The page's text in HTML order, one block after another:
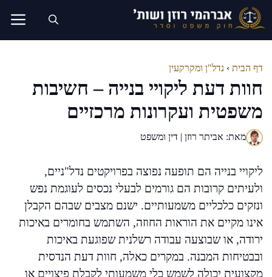
לדלג
לתוכן
דף הבית › נדל"ן ומקרקעין
חוות דעת ליקויי בנייה – חשיבות
משפטית ועקרונות מרכזיים
מאת: אביתר רוזן | דין ומשפט
ליקויי בנייה הם תופעה נפוצה בפרויקטים נדל"ניים,
ולעיתים קרובות הם גורמים לבעלי נכסים לעוגמת נפש
ונזקים כלכליים משמעותיים. ישנם מצבים שבהם הקבלן
אינו מקיים את הוראות החוזה, השתמש בחומרים באיכות
ירודה, או שבוצעה עבודה רשלנית שפוגעת באיכות
ובבטיחות המבנה. במקרים כאלה, חוות דעת הנדסית
מקצועית יכולה לשמש כלי משמעותי לקבלת פיצויים או